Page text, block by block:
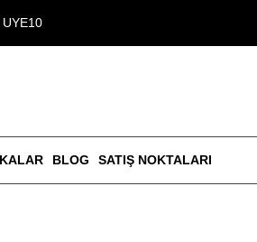
BLOG SATIŞ NOKTALARI